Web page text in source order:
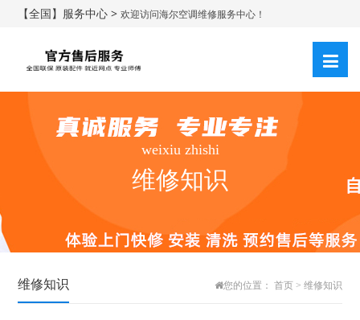
【全国】服务中心 >欢迎访问海尔空调维修服务中心！
weixiu zhishi
维修知识
维修知识 您的位置： 首页> 维修知识